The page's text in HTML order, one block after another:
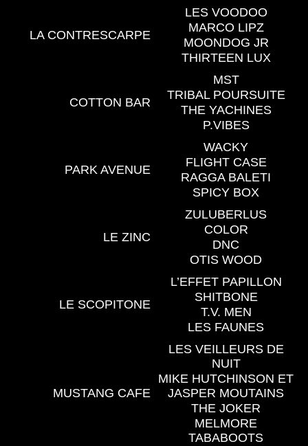
LA CONTRESCARPE
LES VOODOO
MARCO LIPZ
MOONDOG JR
THIRTEEN LUX
COTTON BAR
MST
TRIBAL POURSUITE
THE YACHINES
P.VIBES
PARK AVENUE
WACKY
FLIGHT CASE
RAGGA BALETI
SPICY BOX
LE ZINC
ZULUBERLUS
COLOR
DNC
OTIS WOOD
LE SCOPITONE
L’EFFET PAPILLON
SHITBONE
T.V. MEN
LES FAUNES
MUSTANG CAFE
LES VEILLEURS DE
NUIT
MIKE HUTCHINSON ET
JASPER MOUTAINS
THE JOKER
MELMORE
TABABOOTS